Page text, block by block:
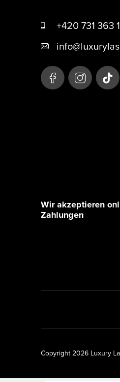
+420 731 363
info@
Wir akzeptieren
Zahlungen
Copyright 2026 Luxury